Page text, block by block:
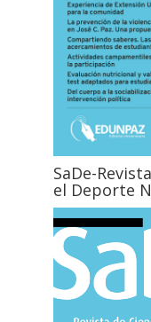
SaDe-
el Deporte